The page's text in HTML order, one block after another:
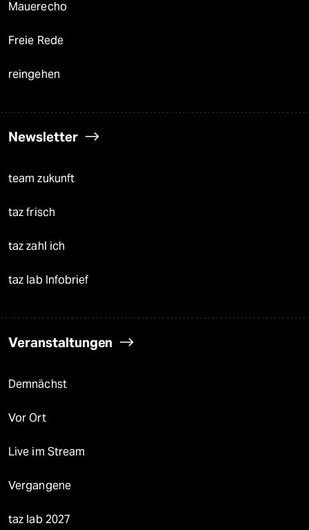
Mauerecho
Freie Rede
reingehen
Newsletter
team zukunft
taz frisch
taz zahl ich
taz lab Infobrief
Veranstaltungen
Demnächst
Vor Ort
Live im Stream
Vergangene
taz lab 2027